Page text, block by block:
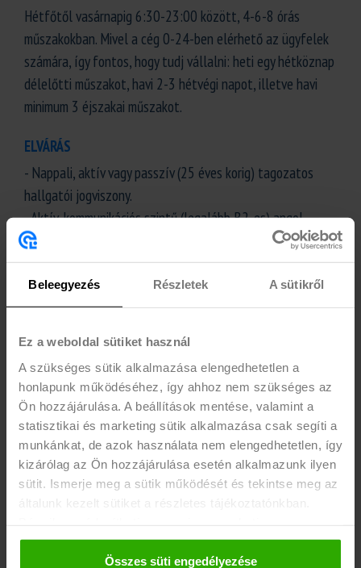
Beleegyezés Részletek A sütikről
Ez a weboldal sütiket használ
A szükséges sütik alkalmazása elengedhetetlen a
honlapunk működéséhez, így ahhoz nem szükséges az
Ön hozzájárulása. A beállítások mentése, valamint a
statisztikai és marketing sütik alkalmazása csak segíti a
munkánkat, de azok használata nem elengedhetetlen, így
kizárólag az Ön hozzájárulása esetén alkalmazunk ilyen
sütit. Ismerje meg a sütik működését és tekintse meg az
általunk kezelt sütiket a részletes tájékoztatónkban.
hozzájárulását a weboldalunk láblécében található "Süti
tájékoztató" feliratra kattintva.
Összes süti engedélyezése
Hétfőtől vasárnapig 6:30-23:00 között, 4-6-8 órás
műszakokban. Mivel a cég 0-24-ben elérhető az ügyfelek
számára, így fontos, hogy tudj vállalni: heti egy hétköznap
délelőtti műszakot, havi 2-3 hétvégi napot, illetve havi
minimum 3 éjszakai műszakot.
ELVÁRÁS
- Nappali, aktív vagy passzív (25 éves korig) tagozatos
hallgatói jogviszony.
- Aktív, kommunikációs szintű (legalább B2-es) angol
nyelvtudás.
- Aktív, C1-es román nyelvtudás.
- Jó kommunikációs készség, talpraesettség,
segítőkészség, ügyfél- vagy vendég-orientált hozzáállás.
- Előnyt jelent hasonló területen szerzett
munkatapasztalat, vagy vendéglátásban, eladói
munkakörben elsajátított gyakorlat.
EGYÉB INFÓ
- Akér 50%-os otthoni munkavégzés vagy teljes távmunka!
Teljes távmunka esetén a lakhely az irodától nem lehet
- Trainingeken való részvétel,